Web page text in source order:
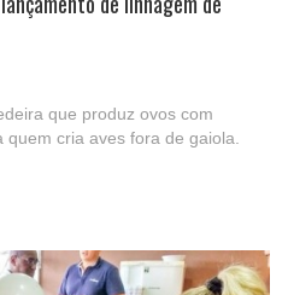
que produz ovos com
cria aves fora de gaiola.